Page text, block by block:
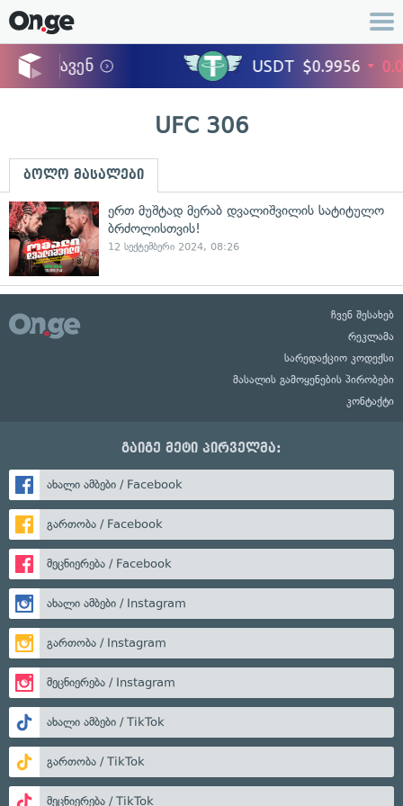
UFC 306
ბოლო მასალები
ერთ მუშტად მერაბ დვალიშვილის სატიტულო
ბრძოლისთვის!
12 სექტემბერი 2024, 08:26
ჩვენ შესახებ
რეკლამა
სარედაქციო კოდექსი
მასალის გამოყენების პირობები
კონტაქტი
გაიგე მეტი პირველმა:
ახალი ამბები / Facebook
გართობა / Facebook
მეცნიერება / Facebook
ახალი ამბები / Instagram
გართობა / Instagram
მეცნიერება / Instagram
ახალი ამბები / TikTok
გართობა / TikTok
მეცნიერება / TikTok